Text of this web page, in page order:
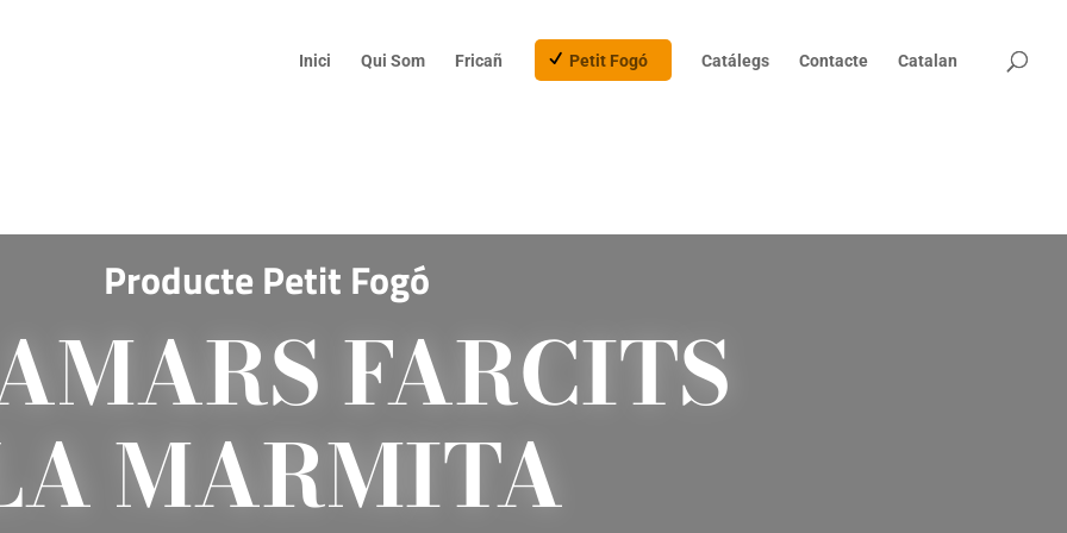
Inici Qui Som Fricañ Petit Fogó Catálegs Contacte Catalan
Producte Petit Fogó
FARCITS
MARMITA